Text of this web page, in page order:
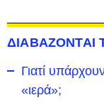
ΔΙΑΒΑΖΟΝΤΑΙ
Γιατί
«ιερά»;